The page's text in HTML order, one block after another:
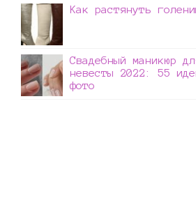
Как растянуть
Cвадебный маникюр
невесты 2022: 55
фото